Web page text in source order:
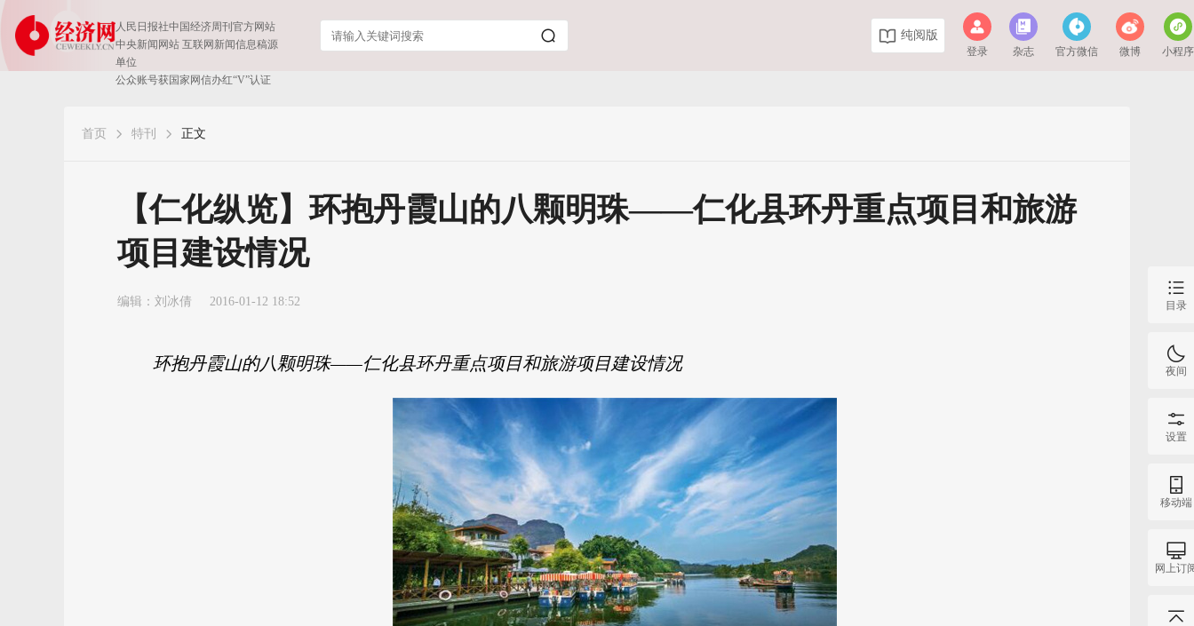
人民日报社中国经济周刊官方网站
中央新闻网站 互联网新闻信息稿源
单位
公众账号获国家网信办红“V”认证
纯阅版
登录 杂志 官方微信 微博 小程序
首页 特刊 正文
【仁化纵览】环抱丹霞山的八颗明珠——仁化县环丹重点项目和旅游
项目建设情况
编辑：刘冰倩 2016-01-12 18:52
环抱丹霞山的八颗明珠——仁化县环丹重点项目和旅游项目建设情况
目录
夜间
设置
移动端
网上订